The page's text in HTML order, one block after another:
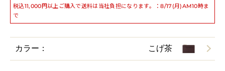
税込11,000円以上ご購入で送料は当社負担になります。：8/17(月)AM10時ま
で
カラー： こげ茶